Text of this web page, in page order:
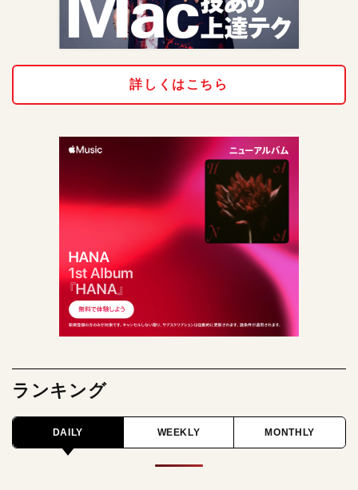
詳しくはこちら
ランキング
DAILY WEEKLY MONTHLY